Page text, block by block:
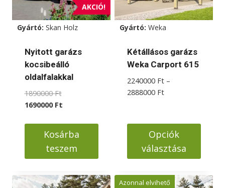
változatok
a
termékoldalon
választhatók
ki
AKCIÓ!
Gyártó: Skan Holz
Nyitott garázs
kocsibeálló
oldalfalakkal
1890000FtOriginal
price
1890000 Ft.
1690000 FtCurrent
is:
1690000 Ft.
Kosárba
teszem
Gyártó: Weka
Kétállásos garázs
Weka Carport 615
2240000 Ft –
2888000 FtÁrtartomány:
2888000 Ft
Opciók
választása
a
Azonnal elvihető